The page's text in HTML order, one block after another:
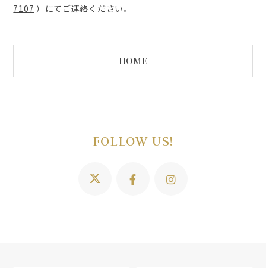
7107 ）にてご連絡ください。
HOME
FOLLOW US!